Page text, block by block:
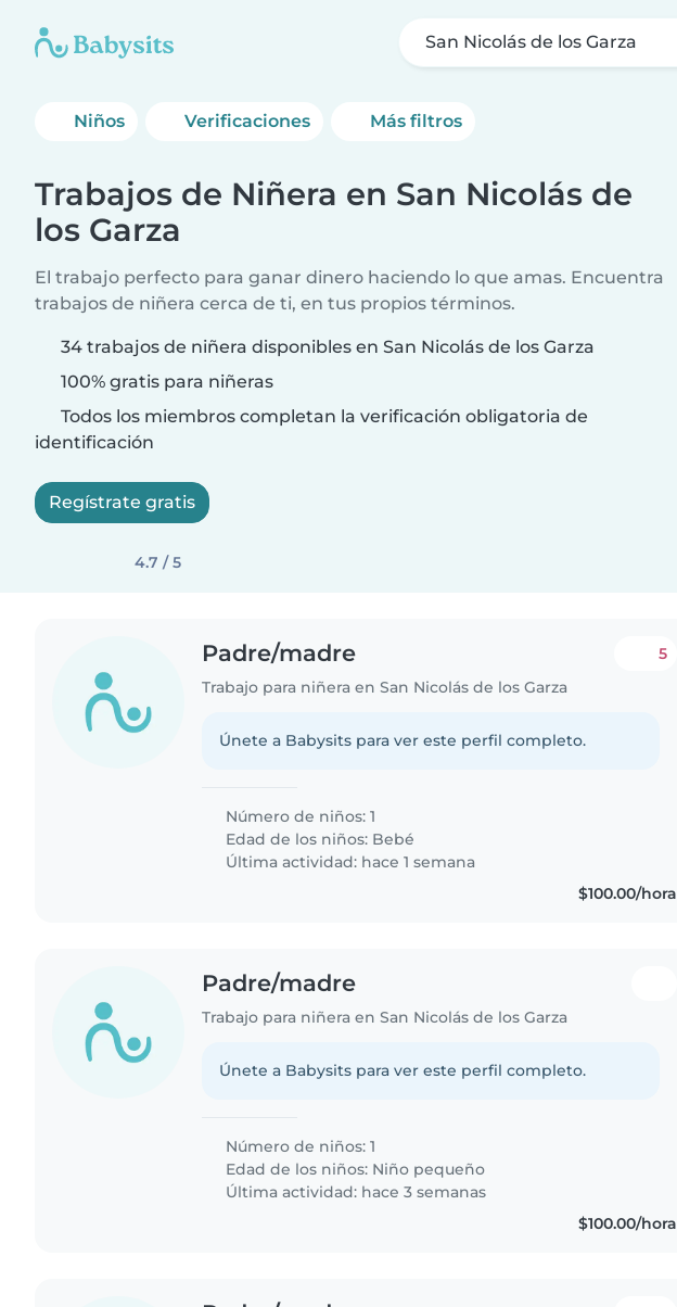
San Nicolás de los Garza
Niños Verificaciones Más filtros
Trabajos de Niñera en San Nicolás de
los Garza
El trabajo perfecto para ganar dinero haciendo lo que amas. Encuentra
trabajos de niñera cerca de ti, en tus propios términos.
34 trabajos de niñera disponibles en San Nicolás de los Garza
100% gratis para niñeras
Todos los miembros completan la verificación obligatoria de
identificación
Regístrate gratis
4.7 / 5
Padre/madre
Trabajo para niñera en San Nicolás de los Garza
5
Únete a Babysits para ver este perfil completo.
Número de niños: 1
Edad de los niños: Bebé
Última actividad: hace 1 semana
$100.00/hora
Padre/madre
Trabajo para niñera en San Nicolás de los Garza
Únete a Babysits para ver este perfil completo.
Número de niños: 1
Edad de los niños: Niño pequeño
Última actividad: hace 3 semanas
$100.00/hora